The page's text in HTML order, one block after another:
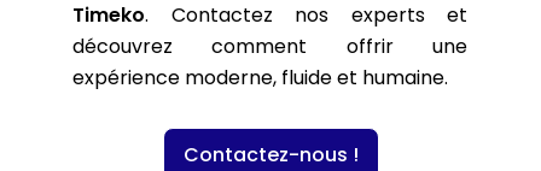
Timeko. Contactez nos experts et
découvrez comment offrir une
expérience moderne, fluide et humaine.
Contactez-nous !